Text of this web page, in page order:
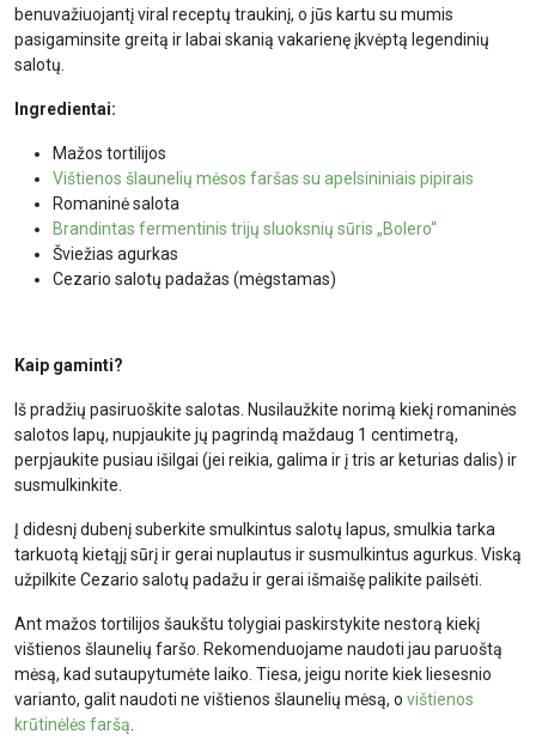
benuvažiuojantį viral receptų traukinį, o jūs kartu su mumis
pasigaminsite greitą ir labai skanią vakarienę įkvėptą legendinių
salotų.
Ingredientai:
Mažos tortilijos
Vištienos šlaunelių mėsos faršas su apelsininiais pipirais
Romaninė salota
Brandintas fermentinis trijų sluoksnių sūris „Bolero“
Šviežias agurkas
Cezario salotų padažas (mėgstamas)
Kaip gaminti?
Iš pradžių pasiruoškite salotas. Nusilaužkite norimą kiekį romaninės
salotos lapų, nupjaukite jų pagrindą maždaug 1 centimetrą,
perpjaukite pusiau išilgai (jei reikia, galima ir į tris ar keturias dalis) ir
susmulkinkite.
Į didesnį dubenį suberkite smulkintus salotų lapus, smulkia tarka
tarkuotą kietąjį sūrį ir gerai nuplautus ir susmulkintus agurkus. Viską
užpilkite Cezario salotų padažu ir gerai išmaišę palikite pailsėti.
Ant mažos tortilijos šaukštu tolygiai paskirstykite nestorą kiekį
vištienos šlaunelių faršo. Rekomenduojame naudoti jau paruoštą
mėsą, kad sutaupytumėte laiko. Tiesa, jeigu norite kiek liesesnio
varianto, galit naudoti ne vištienos šlaunelių mėsą, o vištienos
krūtinėlės faršą